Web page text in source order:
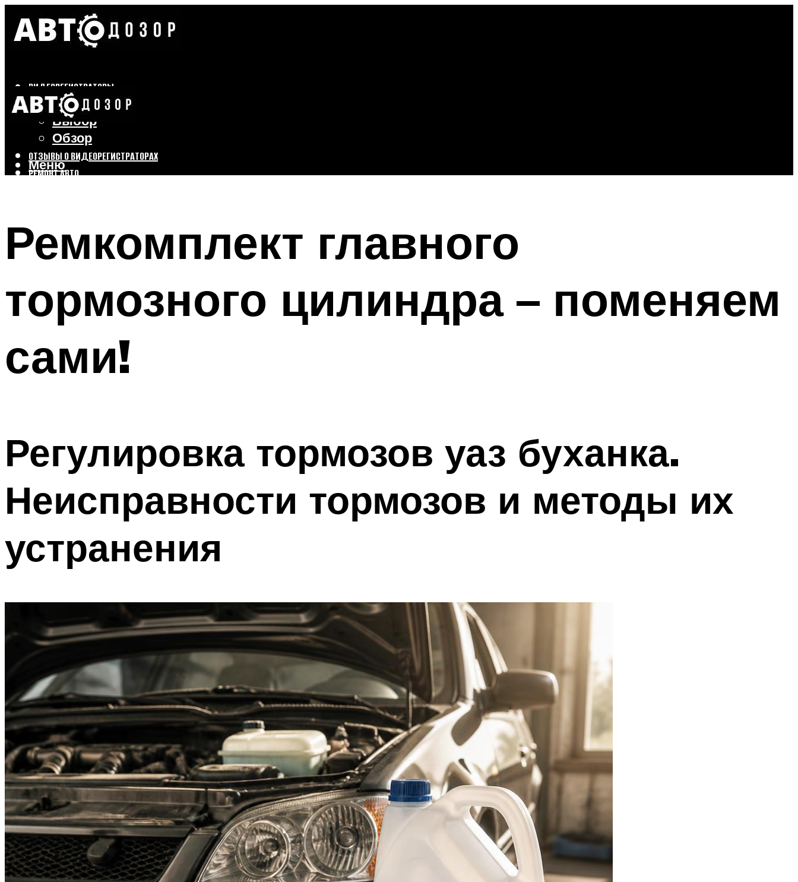
ВИДЕОРЕГИСТРАТОРЫ
Бренды
Выбор
Обзор
ОТЗЫВЫ О ВИДЕОРЕГИСТРАТОРАХ
РЕМОНТ АВТО
Меню
Меню
Ремкомплект главного
тормозного цилиндра – поменяем
сами!
Регулировка тормозов уаз буханка.
Неисправности тормозов и методы их
устранения